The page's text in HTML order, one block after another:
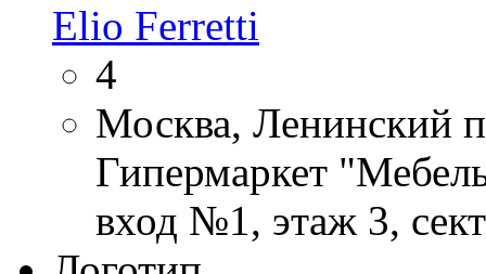
Elio Ferretti
4
Москва, Ленинский
Гипермаркет
вход №1, этаж 3,